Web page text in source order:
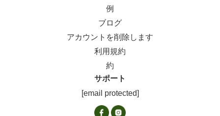
例
ブログ
アカウントを削除します
利用規約
約
サポート
[email protected]